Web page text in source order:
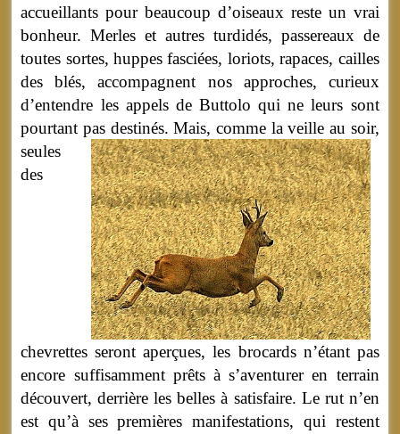
accueillants pour beaucoup d’oiseaux reste un vrai
bonheur. Merles et autres turdidés, passereaux de
toutes sortes, huppes fasciées, loriots, rapaces, cailles
des blés, accompagnent nos approches, curieux
d’entendre les appels de Buttolo qui ne leurs sont
pourtant pas destinés.Mais, comme la veille au soir,
seules
des
chevrettes seront aperçues, les brocards n’étant pas
encore suffisamment prêts à s’aventurer en terrain
découvert, derrière les belles à satisfaire. Le rut n’en
est qu’à ses premières manifestations, qui restent